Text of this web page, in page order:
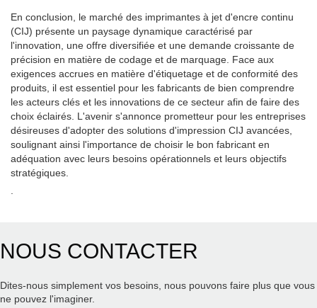
En conclusion, le marché des imprimantes à jet d'encre continu
(CIJ) présente un paysage dynamique caractérisé par
l'innovation, une offre diversifiée et une demande croissante de
précision en matière de codage et de marquage. Face aux
exigences accrues en matière d'étiquetage et de conformité des
produits, il est essentiel pour les fabricants de bien comprendre
les acteurs clés et les innovations de ce secteur afin de faire des
choix éclairés. L'avenir s'annonce prometteur pour les entreprises
désireuses d'adopter des solutions d'impression CIJ avancées,
soulignant ainsi l'importance de choisir le bon fabricant en
adéquation avec leurs besoins opérationnels et leurs objectifs
stratégiques.
NOUS CONTACTER
Dites-nous simplement vos besoins, nous pouvons faire plus que vous
ne pouvez l'imaginer.